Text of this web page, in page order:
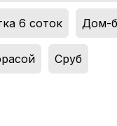
6 соток Дом-
Сруб